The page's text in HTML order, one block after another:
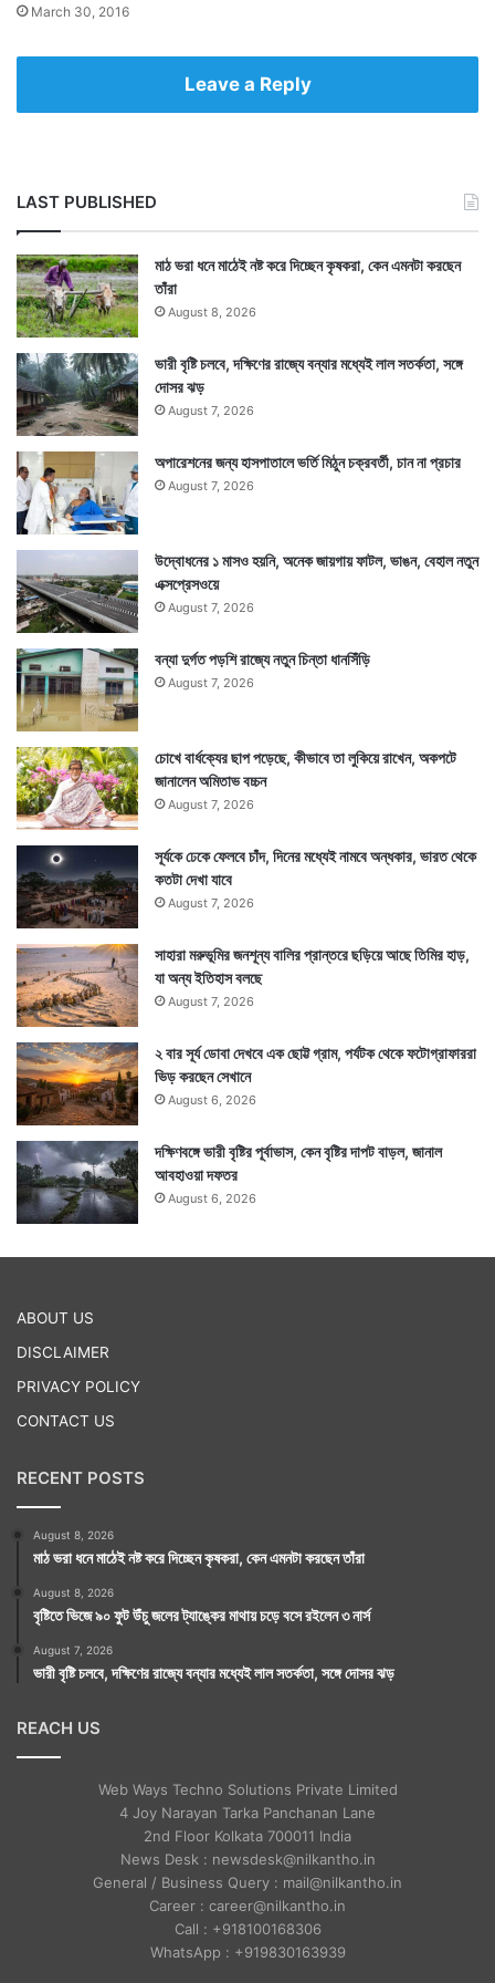
March 30, 2016
Leave a Reply
LAST PUBLISHED
মাঠ ভরা ধনে মাঠেই নষ্ট করে দিচ্ছেন কৃষকরা, কেন এমনটা করছেন
তাঁরা
August 8, 2026
ভারী বৃষ্টি চলবে, দক্ষিণের রাজ্যে বন্যার মধ্যেই লাল সতর্কতা, সঙ্গে
দোসর ঝড়
August 7, 2026
অপারেশনের জন্য হাসপাতালে ভর্তি মিঠুন চক্রবর্তী, চান না প্রচার
August 7, 2026
উদ্বোধনের ১ মাসও হয়নি, অনেক জায়গায় ফাটল, ভাঙন, বেহাল নতুন
এক্সপ্রেসওয়ে
August 7, 2026
বন্যা দুর্গত পড়শি রাজ্যে নতুন চিন্তা ধানসিঁড়ি
August 7, 2026
চোখে বার্ধক্যের ছাপ পড়েছে, কীভাবে তা লুকিয়ে রাখেন, অকপটে
জানালেন অমিতাভ বচ্চন
August 7, 2026
সূর্যকে ঢেকে ফেলবে চাঁদ, দিনের মধ্যেই নামবে অন্ধকার, ভারত থেকে
কতটা দেখা যাবে
August 7, 2026
সাহারা মরুভূমির জনশূন্য বালির প্রান্তরে ছড়িয়ে আছে তিমির হাড়,
যা অন্য ইতিহাস বলছে
August 7, 2026
২ বার সূর্য ডোবা দেখবে এক ছোট্ট গ্রাম, পর্যটক থেকে ফটোগ্রাফাররা
ভিড় করছেন সেখানে
August 6, 2026
দক্ষিণবঙ্গে ভারী বৃষ্টির পূর্বাভাস, কেন বৃষ্টির দাপট বাড়ল, জানাল
আবহাওয়া দফতর
August 6, 2026
ABOUT US
DISCLAIMER
PRIVACY POLICY
CONTACT US
RECENT POSTS
August 8, 2026
মাঠ ভরা ধনে মাঠেই নষ্ট করে দিচ্ছেন কৃষকরা, কেন এমনটা করছেন তাঁরা
August 8, 2026
বৃষ্টিতে ভিজে ৯০ ফুট উঁচু জলের ট্যাঙ্কের মাথায় চড়ে বসে রইলেন ৩ নার্স
August 7, 2026
ভারী বৃষ্টি চলবে, দক্ষিণের রাজ্যে বন্যার মধ্যেই লাল সতর্কতা, সঙ্গে দোসর ঝড়
REACH US
Web Ways Techno Solutions Private Limited
4 Joy Narayan Tarka Panchanan Lane
2nd Floor Kolkata 700011 India
News Desk : newsdesk@nilkantho.in
General / Business Query : mail@nilkantho.in
Career : career@nilkantho.in
Call : +918100168306
WhatsApp : +919830163939